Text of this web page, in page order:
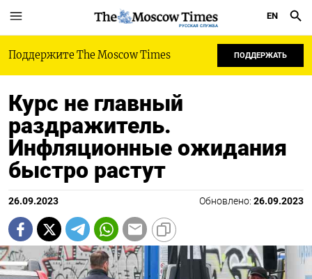
РУССКАЯ СЛУЖБА
EN
Поддержите The Moscow Times ПОДДЕРЖАТЬ
Курс не главный
раздражитель.
Инфляционные ожидания
быстро растут
26.09.2023 Обновлено: 26.09.2023